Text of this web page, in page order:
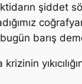
şiddet
barış